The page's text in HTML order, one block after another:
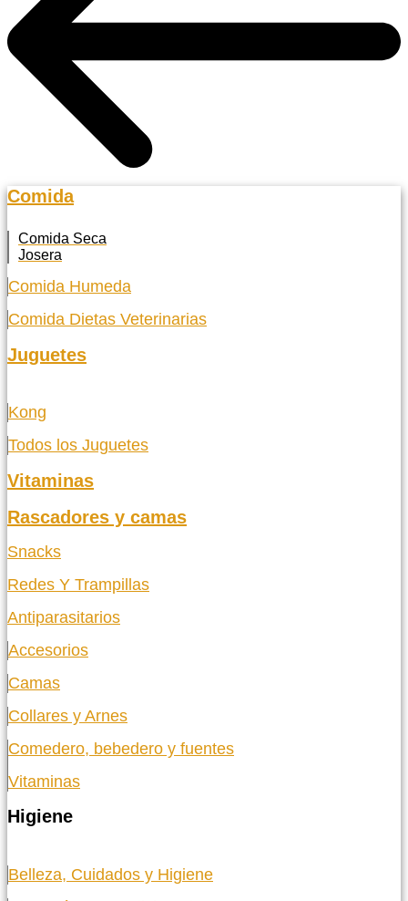
Comida
Comida Seca
Josera
Comida Humeda
Comida Dietas Veterinarias
Juguetes
Kong
Todos los Juguetes
Vitaminas
Rascadores y camas
Snacks
Redes Y Trampillas
Antiparasitarios
Accesorios
Camas
Collares y Arnes
Comedero, bebedero y fuentes
Vitaminas
Higiene
Belleza, Cuidados y Higiene